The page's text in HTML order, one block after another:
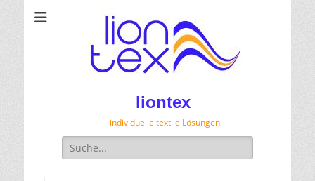
liontex
individuelle textile Lösungen
Suche
für: